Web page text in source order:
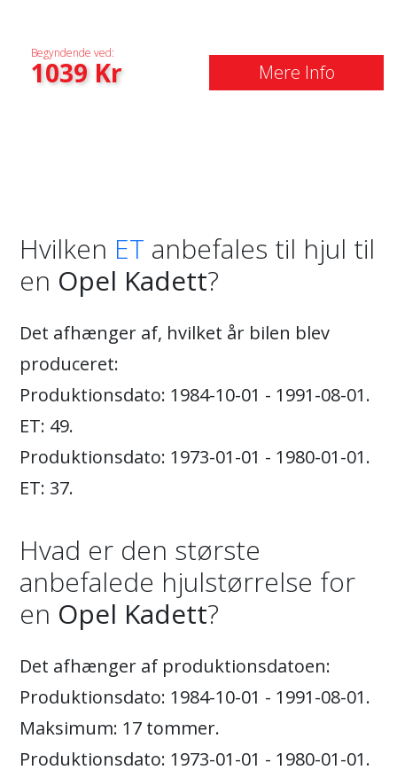
Begyndende ved:
1039Kr Mere Info
Hvilken ET anbefales til hjul til
en Opel Kadett?
Det afhænger af, hvilket år bilen blev
produceret:
Produktionsdato: 1984-10-01 - 1991-08-01.
ET: 49.
Produktionsdato: 1973-01-01 - 1980-01-01.
ET: 37.
Hvad er den største
anbefalede hjulstørrelse for
en Opel Kadett?
Det afhænger af produktionsdatoen:
Produktionsdato: 1984-10-01 - 1991-08-01.
Maksimum: 17 tommer.
Produktionsdato: 1973-01-01 - 1980-01-01.